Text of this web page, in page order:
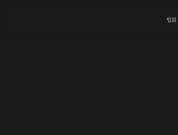
입회